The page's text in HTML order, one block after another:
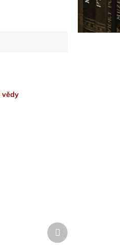
vědy
Další
produkt